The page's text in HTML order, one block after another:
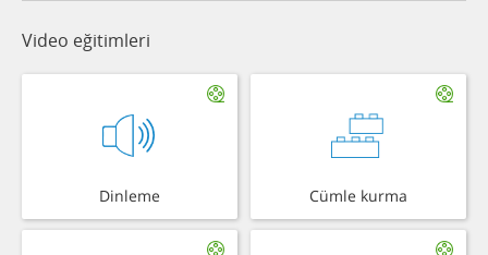
Video eğitimleri
Dinleme Cümle kurma